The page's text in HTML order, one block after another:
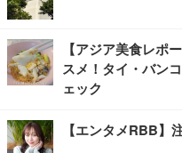
【アジア美食レポ
スメ！タイ・バン
ェック
【エンタメRBB】